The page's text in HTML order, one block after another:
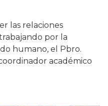
las relaciones
por la
humano, el Pbro.
académico